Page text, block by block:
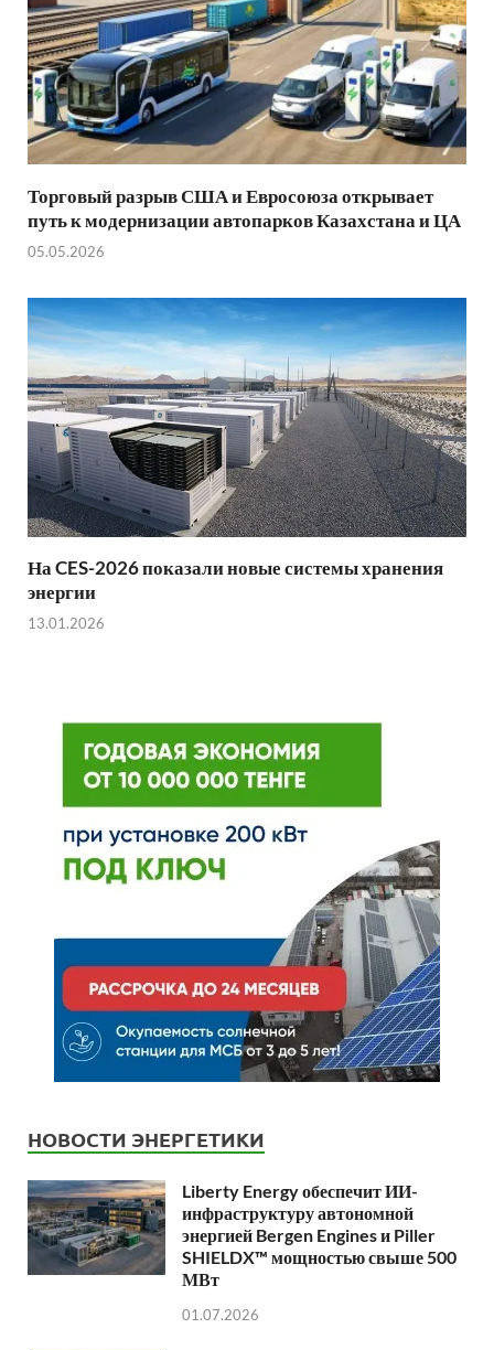
Торговый разрыв США и Евросоюза открывает
путь к модернизации автопарков Казахстана и ЦА
05.05.2026
На CES-2026 показали новые системы хранения
энергии
13.01.2026
НОВОСТИ ЭНЕРГЕТИКИ
Liberty Energy обеспечит ИИ-
инфраструктуру автономной
энергией Bergen Engines и Piller
SHIELDX™ мощностью свыше 500
МВт
01.07.2026